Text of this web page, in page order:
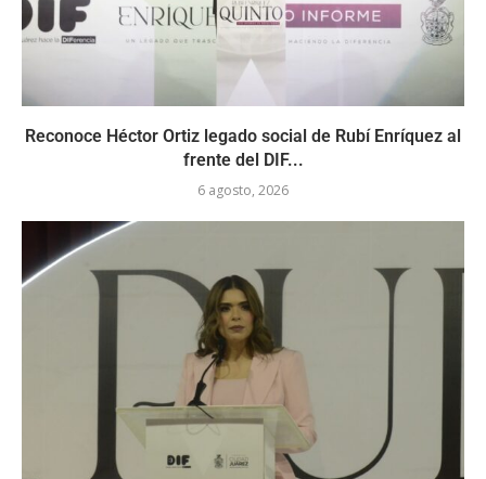
Reconoce Héctor Ortiz legado social de Rubí Enríquez al
frente del DIF...
6 agosto, 2026